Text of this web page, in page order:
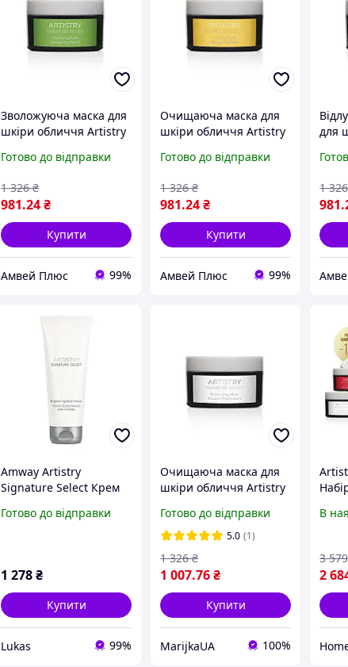
Зволожуюча маска для
шкіри обличчя Artistry
Готово до відправки
981.24₴
1 326 ₴
Купити
Амвей Плюс 99%
Очищаюча маска для
шкіри обличчя Artistry
Готово до відправки
981.24₴
1 326 ₴
Купити
Амвей Плюс 99%
для
981
1 326
Amway Artistry
Signature Select Крем
освітлювальним
Готово до відправки
1 278₴
Купити
Lukas 99%
Очищаюча маска для
шкіри обличчя Artistry
Готово до відправки
5.0 (1)
1 007.76₴
1 326 ₴
Купити
MarijkaUA 100%
В
2
3 579